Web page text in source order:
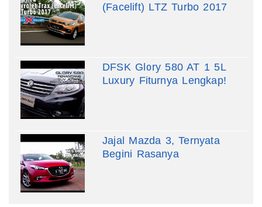
(Facelift) LTZ Turbo 2017
DFSK Glory 580 AT 1 5L
Luxury Fiturnya Lengkap!
Jajal Mazda 3, Ternyata
Begini Rasanya